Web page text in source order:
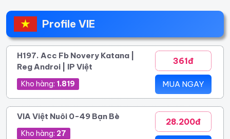
Profile VIE
H197. Acc Fb Novery Katana |
Reg Androi | IP Việt
Kho hàng: 1.819
361đ
MUA NGAY
VIA Việt Nuôi 0-49 Bạn Bè
Kho hàng: 27
28.200đ